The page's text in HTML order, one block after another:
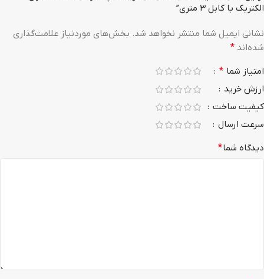
الکتریک با کابل 3 متری”
نشانی ایمیل شما منتشر نخواهد شد. بخش‌های موردنیاز علامت‌گذاری
شده‌اند *
امتیاز شما *
ارزش خرید
کیفیت ساخت
سرعت ارسال
دیدگاه شما*